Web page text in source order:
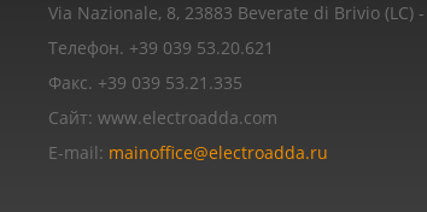
Via Nazionale, 8, 23883 Beverate di Brivio (LC)
Телефон. +39 039 53.20.621
Факс. +39 039 53.21.335
Сайт: www.electroadda.com
E-mail: mainoffice@electroadda.ru